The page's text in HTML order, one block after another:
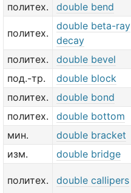
политех.
double bend
политех.
double beta-ray
decay
политех.
double bevel
под.-тр.
double block
политех.
double bond
политех.
double bottom
мин.
double bracket
изм.
double bridge
политех. double callipers